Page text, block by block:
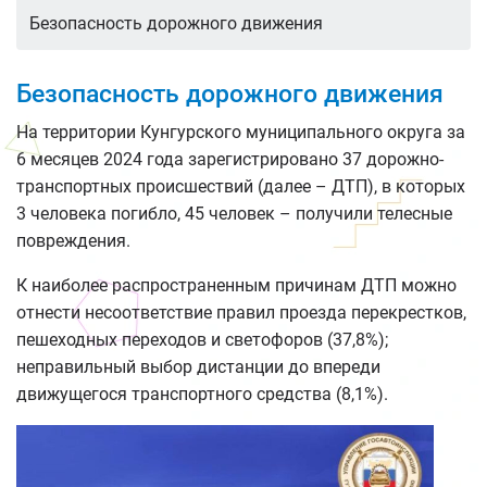
Безопасность дорожного движения
Безопасность дорожного движения
На территории Кунгурского муниципального округа за
6 месяцев 2024 года зарегистрировано 37 дорожно-
транспортных происшествий (далее – ДТП), в которых
3 человека погибло, 45 человек – получили телесные
повреждения.
К наиболее распространенным причинам ДТП можно
отнести несоответствие правил проезда перекрестков,
пешеходных переходов и светофоров (37,8%);
неправильный выбор дистанции до впереди
движущегося транспортного средства (8,1%).